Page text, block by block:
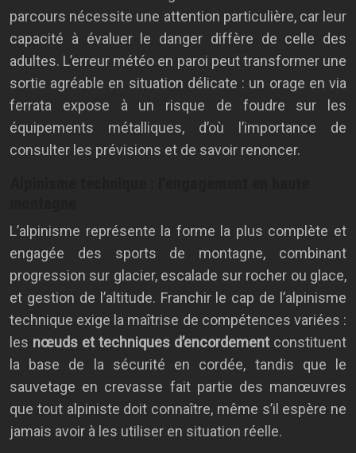
parcours nécessite une attention particulière, car leur
capacité à évaluer le danger diffère de celle des
adultes. L’erreur météo en paroi peut transformer une
sortie agréable en situation délicate : un orage en via
ferrata expose à un risque de foudre sur les
équipements métalliques, d’où l’importance de
consulter les prévisions et de savoir renoncer.
L’alpinisme représente la forme la plus complète et
engagée des sports de montagne, combinant
progression sur glacier, escalade sur rocher ou glace,
et gestion de l’altitude. Franchir le cap de l’alpinisme
technique exige la maîtrise de compétences variées :
les nœuds et techniques d’encordementconstituent
la base de la sécurité en cordée, tandis que le
sauvetage en crevasse fait partie des manœuvres
que tout alpiniste doit connaître, même s’il espère ne
jamais avoir à les utiliser en situation réelle.